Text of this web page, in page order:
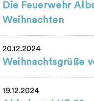
Die Feuerwehr
Weihnachten
20.12.2024
Weihnachtsgrüße
19.12.2024